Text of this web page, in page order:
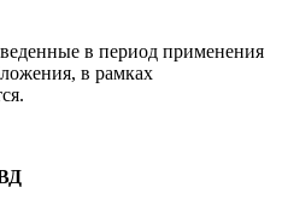
в период применения
в рамках